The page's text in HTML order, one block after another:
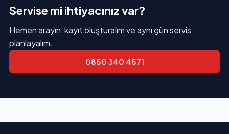
Servise mi ihtiyacınız var?
Hemen arayın, kayıt oluşturalım ve aynı gün servis
planlayalım.
0850 340 4571